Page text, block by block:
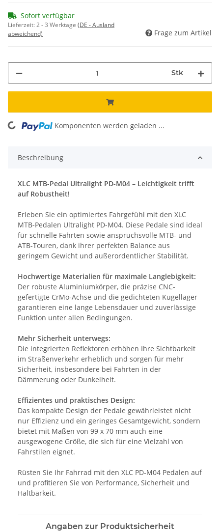
Sofort verfügbar
Lieferzeit:2 - 3 Werktage (DE - Ausland
abweichend)
Frage zum Artikel
Stk
Loading... Komponenten werden geladen ...
Beschreibung
XLC MTB-Pedal Ultralight PD-M04 – Leichtigkeit trifft
auf Robustheit!
Erleben Sie ein optimiertes Fahrgefühl mit den XLC
MTB-Pedalen Ultralight PD-M04. Diese Pedale sind ideal
für schnelle Fahrten sowie anspruchsvolle MTB- und
ATB-Touren, dank ihrer perfekten Balance aus
geringem Gewicht und außerordentlicher Stabilität.
Hochwertige Materialien für maximale Langlebigkeit:
Der robuste Aluminiumkörper, die präzise CNC-
gefertigte CrMo-Achse und die gedichteten Kugellager
garantieren eine lange Lebensdauer und zuverlässige
Funktion unter allen Bedingungen.
Mehr Sicherheit unterwegs:
Die integrierten Reflektoren erhöhen Ihre Sichtbarkeit
im Straßenverkehr erheblich und sorgen für mehr
Sicherheit, insbesondere bei Fahrten in der
Dämmerung oder Dunkelheit.
Effizientes und praktisches Design:
Das kompakte Design der Pedale gewährleistet nicht
nur Effizienz und ein geringes Gesamtgewicht, sondern
bietet mit Maßen von 99 x 70 mm auch eine
ausgewogene Größe, die sich für eine Vielzahl von
Fahrstilen eignet.
Rüsten Sie Ihr Fahrrad mit den XLC PD-M04 Pedalen auf
und profitieren Sie von Performance, Sicherheit und
Haltbarkeit.
Angaben zur Produktsicherheit